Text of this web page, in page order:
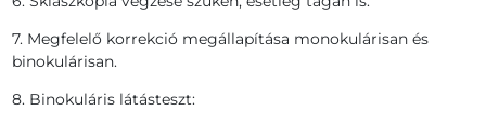
7. Megfelelő korrekció megállapítása monokulárisan és
binokulárisan.
8. Binokuláris látásteszt: